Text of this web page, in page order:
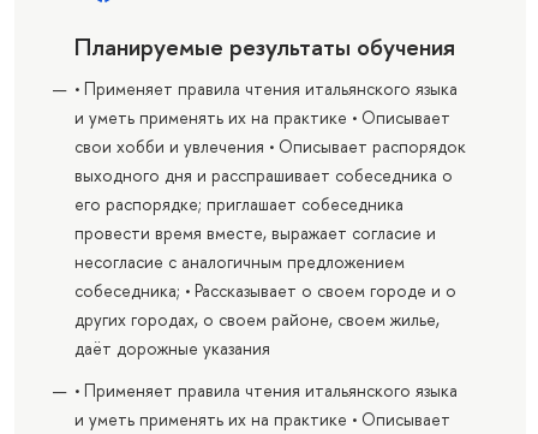
Планируемые результаты обучения
• Применяет правила чтения итальянского языка
и уметь применять их на практике • Описывает
свои хобби и увлечения • Описывает распорядок
выходного дня и расспрашивает собеседника о
его распорядке; приглашает собеседника
провести время вместе, выражает согласие и
несогласие с аналогичным предложением
собеседника; • Рассказывает о своем городе и о
других городах, о своем районе, своем жилье,
даёт дорожные указания
• Применяет правила чтения итальянского языка
и уметь применять их на практике • Описывает